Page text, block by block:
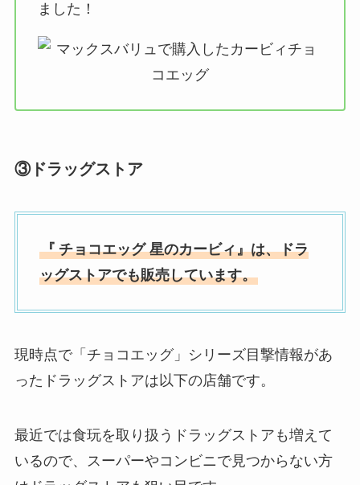
ました！
③ドラッグストア
『 チョコエッグ 星のカービィ』は、ドラ
ッグストアでも販売しています。
現時点で「チョコエッグ」シリーズ目撃情報があ
ったドラッグストアは以下の店舗です。
最近では食玩を取り扱うドラッグストアも増えて
いるので、スーパーやコンビニで見つからない方